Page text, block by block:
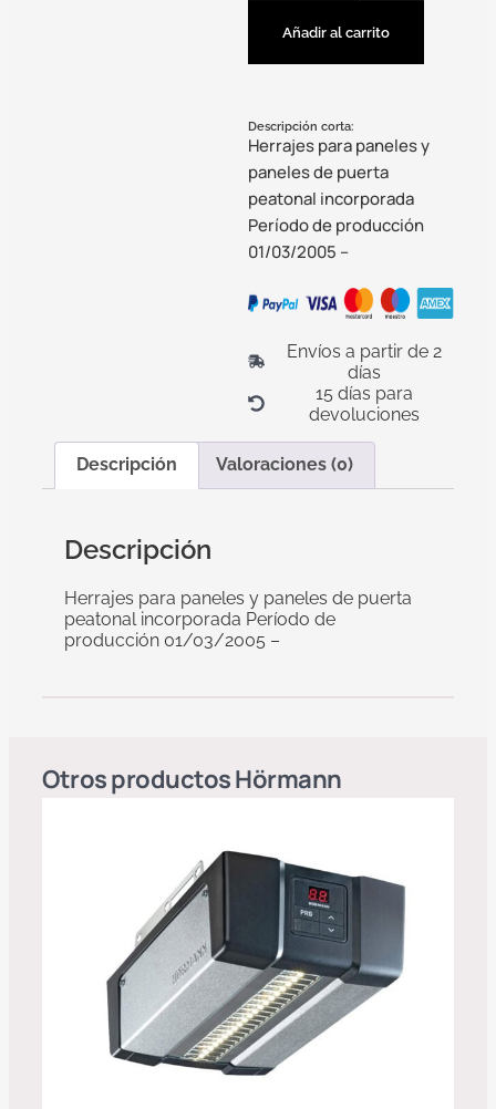
Añadir al carrito
Descripción corta:
Herrajes para paneles y
paneles de puerta
peatonal incorporada
Período de producción
01/03/2005 –
Envíos a partir de 2
días
15 días para
devoluciones
Descripción Valoraciones (0)
Descripción
Herrajes para paneles y paneles de puerta
peatonal incorporada Período de
producción 01/03/2005 –
Otros productosHörmann